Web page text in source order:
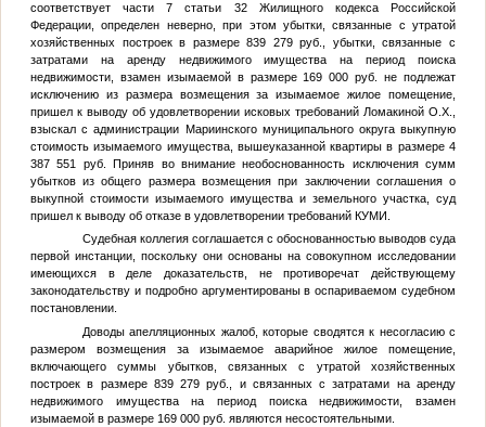
соответствует части 7 статьи 32 Жилищного кодекса Российской
Федерации, определен неверно, при этом убытки, связанные с утратой
хозяйственных построек в размере 839 279 руб., убытки, связанные с
затратами на аренду недвижимого имущества на период поиска
недвижимости, взамен изымаемой в размере 169 000 руб. не подлежат
исключению из размера возмещения за изымаемое жилое помещение,
пришел к выводу об удовлетворении исковых требований Ломакиной О.Х.,
взыскал с администрации Мариинского муниципального округа выкупную
стоимость изымаемого имущества, вышеуказанной квартиры в размере 4
387 551 руб. Приняв во внимание необоснованность исключения сумм
убытков из общего размера возмещения при заключении соглашения о
выкупной стоимости изымаемого имущества и земельного участка, суд
пришел к выводу об отказе в удовлетворении требований КУМИ.
Судебная коллегия соглашается с обоснованностью выводов суда
первой инстанции, поскольку они основаны на совокупном исследовании
имеющихся в деле доказательств, не противоречат действующему
законодательству и подробно аргументированы в оспариваемом судебном
постановлении.
Доводы апелляционных жалоб, которые сводятся к несогласию с
размером возмещения за изымаемое аварийное жилое помещение,
включающего суммы убытков, связанных с утратой хозяйственных
построек в размере 839 279 руб., и связанных с затратами на аренду
недвижимого имущества на период поиска недвижимости, взамен
изымаемой в размере 169 000 руб. являются несостоятельными.